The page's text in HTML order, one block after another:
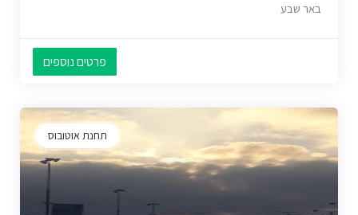
באר שבע
פרטים נוספים
תחנת אוטובוס